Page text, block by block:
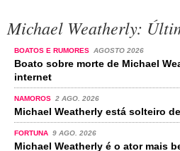
Michael Weatherly:
BOATOS E RUMORES AGOSTO 2026
Boato sobre morte de Michael
internet
NAMOROS 2 AGO. 2026
Michael Weatherly está solteiro
FORTUNA 9 AGO. 2026
Michael Weatherly é o ator mais